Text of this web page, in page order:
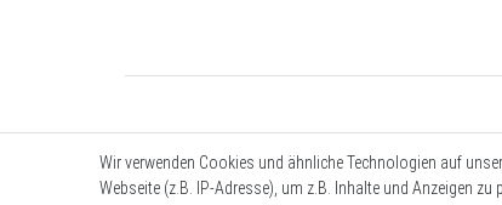
Wir verwenden Cookies und ähnliche Technologien auf
Webseite (z.B. IP-Adresse), um z.B. Inhalte und Anzeigen